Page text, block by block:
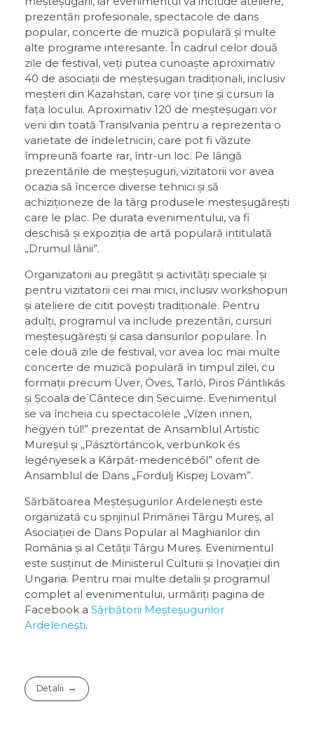
prezentări profesionale, spectacole de dans
popular, concerte de muzică populară și multe
alte programe interesante. În cadrul celor două
zile de festival, veți putea cunoaște aproximativ
40 de asociații de meșteșugari tradiționali, inclusiv
meșteri din Kazahstan, care vor ține și cursuri la
fața locului. Aproximativ 120 de meșteșugari vor
veni din toată Transilvania pentru a reprezenta o
varietate de îndeletniciri, care pot fi văzute
împreună foarte rar, într-un loc. Pe lângă
prezentările de meșteșuguri, vizitatorii vor avea
ocazia să încerce diverse tehnici și să
achiziționeze de la târg produsele meșteșugărești
care le plac. Pe durata evenimentului, va fi
deschisă și expoziția de artă populară intitulată
„Drumul lânii”.
Organizatorii au pregătit și activități speciale și
pentru vizitatorii cei mai mici, inclusiv workshopuri
și ateliere de citit povești tradiționale. Pentru
adulți, programul va include prezentări, cursuri
meșteșugărești și casa dansurilor populare. În
cele două zile de festival, vor avea loc mai multe
concerte de muzică populară în timpul zilei, cu
formații precum Üver, Öves, Tarló, Piros Pántlikás
și Școala de Cântece din Secuime. Evenimentul
se va încheia cu spectacolele „Vízen innen,
hegyen túl!” prezentat de Ansamblul Artistic
Mureșul și „Pásztortáncok, verbunkok és
legényesek a Kárpát-medencéből” oferit de
Ansamblul de Dans „Fordulj Kispej Lovam”.
Sărbătoarea Meșteșugurilor Ardelenești este
organizată cu sprijinul Primăriei Târgu Mureș, al
Asociației de Dans Popular al Maghiarilor din
România și al Cetății Târgu Mureș. Evenimentul
este susținut de Ministerul Culturii și Inovației din
Ungaria. Pentru mai multe detalii și programul
complet al evenimentului, urmăriți pagina de
Facebook a Sărbătorii Meșteșugurilor
Ardelenești.
Detalii